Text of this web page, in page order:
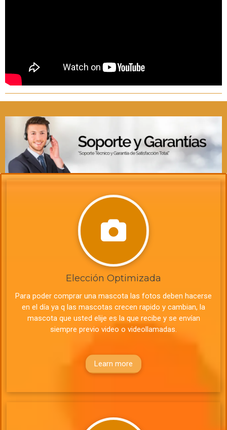
Elección Optimizada
Para poder comprar una mascota las fotos deben hacerse
en el día ya q las mascotas crecen rapido y cambian, la
mascota que usted elije es la que recibe y se envían
siempre previo video o videollamadas.
Learn more